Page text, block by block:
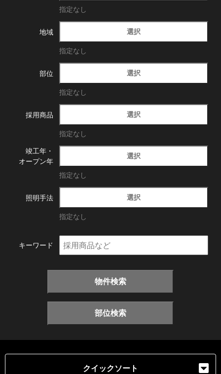
指定なし
地域 選択
指定なし
部位 選択
指定なし
採用商品 選択
指定なし
竣工年・
オープン年
選択
指定なし
照明手法 選択
指定なし
キーワード
物件検索
部位検索
クイックソート